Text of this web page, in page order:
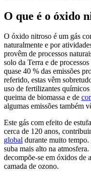
O que é o óxido
O óxido nitroso é um gás
naturalmente e por
provêm de processos
solo da Terra e de
quase 40 % das emissões
referido, estas vêm
uso de fertilizantes
queima de biomassa e de
algumas emissões também
Este gás com efeito de
cerca de 120 anos,
global durante muito
suba mais alto na
decompõe-se em óxidos de
camada de ozono.